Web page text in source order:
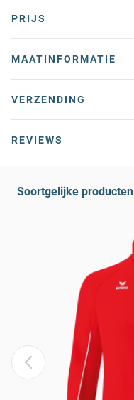
PRIJS
MAATINFORMATIE
VERZENDING
REVIEWS
Soortgelijke producten